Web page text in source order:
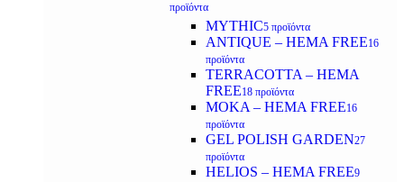
προϊόντα
MYTHIC5 προϊόντα
ANTIQUE – HEMA FREE16
προϊόντα
TERRACOTTA – HEMA
FREE18 προϊόντα
MOKA – HEMA FREE16
προϊόντα
GEL POLISH GARDEN27
προϊόντα
HELIOS – HEMA FREE9